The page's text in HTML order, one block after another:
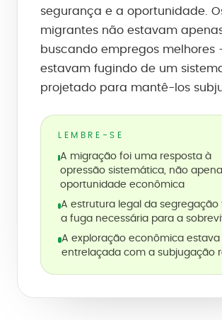
segurança e a oportunidade.
migrantes não estavam
buscando empregos melhores
estavam fugindo de um
projetado para mantê-los
LEMBRE-SE
A migração foi uma resposta à
opressão sistemática, não
oportunidade econômica
A estrutura legal da segregação
a fuga necessária para a
A exploração econômica estava
entrelaçada com a subjugação